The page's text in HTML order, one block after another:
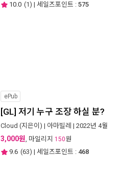
10.0 (1) | 세일즈포인트 : 575
ePub
[GL] 저기 누구 조장 하실 분?
Cloud (지은이) | 아마빌레 | 2022년 4월
3,000원, 마일리지 150원
9.6 (63) | 세일즈포인트 : 468